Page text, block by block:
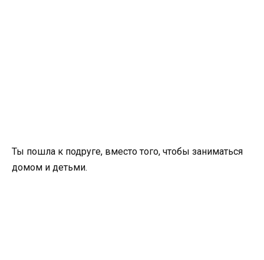
Ты пошла к подруге, вместо того, чтобы заниматься
домом и детьми.